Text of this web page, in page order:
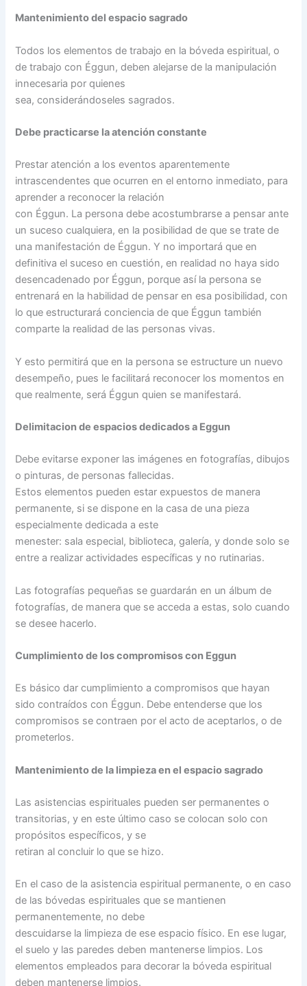
Mantenimiento del espacio sagrado
Todos los elementos de trabajo en la bóveda espiritual, o
de trabajo con Éggun, deben alejarse de la manipulación
innecesaria por quienes
sea, considerándoseles sagrados.
Debe practicarse la atención constante
Prestar atención a los eventos aparentemente
intrascendentes que ocurren en el entorno inmediato, para
aprender a reconocer la relación
con Éggun. La persona debe acostumbrarse a pensar ante
un suceso cualquiera, en la posibilidad de que se trate de
una manifestación de Éggun. Y no importará que en
definitiva el suceso en cuestión, en realidad no haya sido
desencadenado por Éggun, porque así la persona se
entrenará en la habilidad de pensar en esa posibilidad, con
lo que estructurará conciencia de que Éggun también
comparte la realidad de las personas vivas.
Y esto permitirá que en la persona se estructure un nuevo
desempeño, pues le facilitará reconocer los momentos en
que realmente, será Éggun quien se manifestará.
Delimitacion de espacios dedicados a Eggun
Debe evitarse exponer las imágenes en fotografías, dibujos
o pinturas, de personas fallecidas.
Estos elementos pueden estar expuestos de manera
permanente, si se dispone en la casa de una pieza
especialmente dedicada a este
menester: sala especial, biblioteca, galería, y donde solo se
entre a realizar actividades específicas y no rutinarias.
Las fotografías pequeñas se guardarán en un álbum de
fotografías, de manera que se acceda a estas, solo cuando
se desee hacerlo.
Cumplimiento de los compromisos con Eggun
Es básico dar cumplimiento a compromisos que hayan
sido contraídos con Éggun. Debe entenderse que los
compromisos se contraen por el acto de aceptarlos, o de
prometerlos.
Mantenimiento de la limpieza en el espacio sagrado
Las asistencias espirituales pueden ser permanentes o
transitorias, y en este último caso se colocan solo con
propósitos específicos, y se
retiran al concluir lo que se hizo.
En el caso de la asistencia espiritual permanente, o en caso
de las bóvedas espirituales que se mantienen
permanentemente, no debe
descuidarse la limpieza de ese espacio físico. En ese lugar,
el suelo y las paredes deben mantenerse limpios. Los
elementos empleados para decorar la bóveda espiritual
deben mantenerse limpios.